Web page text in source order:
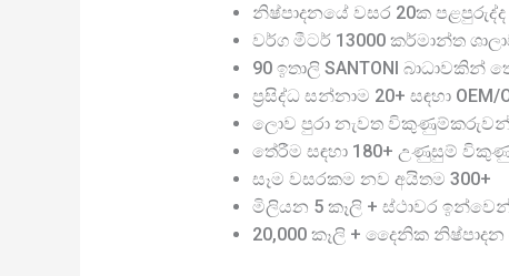
නිෂ්පාදනයේ වසර 20ක පළපුරුද්ද
වර්ග මීටර් 13000 කර්මාන්ත
90 ඉතාලි SANTONI බාධාවකින්
ප්‍රසිද්ධ සන්නාම 20+ සඳහා OEM/
ලොව පුරා නැවත විකුණුම්කරුවන්
තේරීම සඳහා 180+ උණුසුම්
සෑම වසරකම නව අයිතම 300+
මිලියන 5 කෑලි + ස්ථාවර
20,000 කෑලි + දෛනික නිෂ්පාදන